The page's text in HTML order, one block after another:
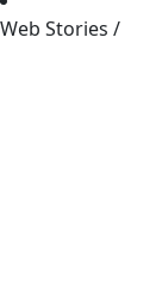
Web Stories /